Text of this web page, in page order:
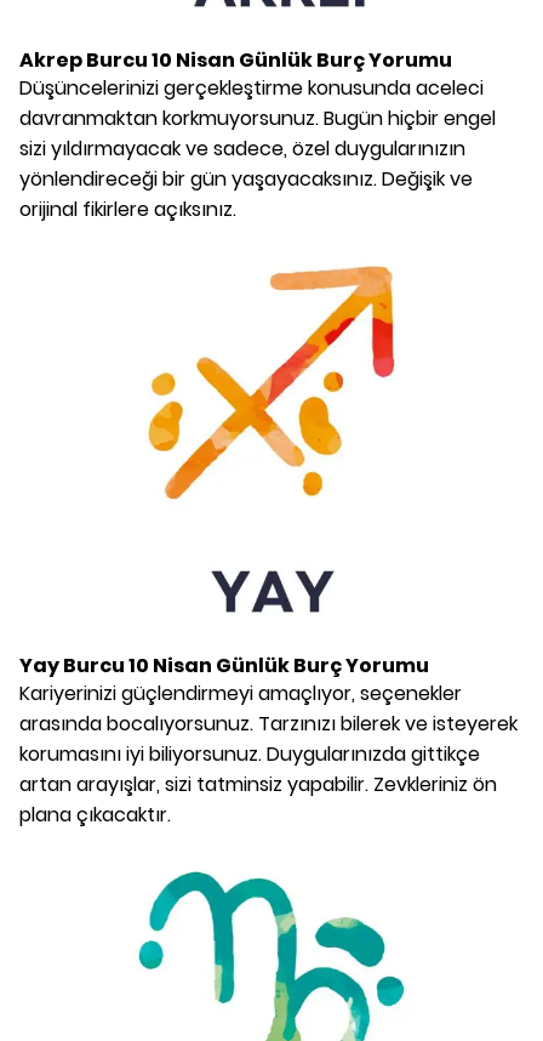
Akrep Burcu10 Nisan Günlük Burç Yorumu
Düşüncelerinizi gerçekleştirme konusunda aceleci
davranmaktan korkmuyorsunuz. Bugün hiçbir engel
sizi yıldırmayacak ve sadece, özel duygularınızın
yönlendireceği bir gün yaşayacaksınız. Değişik ve
orijinal fikirlere açıksınız.
Yay Burcu10 Nisan Günlük Burç Yorumu
Kariyerinizi güçlendirmeyi amaçlıyor, seçenekler
arasında bocalıyorsunuz. Tarzınızı bilerek ve isteyerek
korumasını iyi biliyorsunuz. Duygularınızda gittikçe
artan arayışlar, sizi tatminsiz yapabilir. Zevkleriniz ön
plana çıkacaktır.